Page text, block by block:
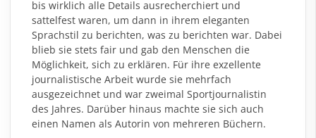
bis wirklich alle Details ausrecherchiert und
sattelfest waren, um dann in ihrem eleganten
Sprachstil zu berichten, was zu berichten war. Dabei
blieb sie stets fair und gab den Menschen die
Möglichkeit, sich zu erklären. Für ihre exzellente
journalistische Arbeit wurde sie mehrfach
ausgezeichnet und war zweimal Sportjournalistin
des Jahres. Darüber hinaus machte sie sich auch
einen Namen als Autorin von mehreren Büchern.